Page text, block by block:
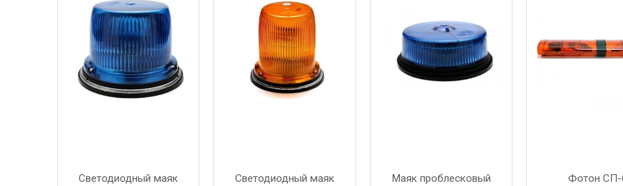
Светодиодный маяк
Светодиодный маяк
Маяк проблесковый
Фотон СП-